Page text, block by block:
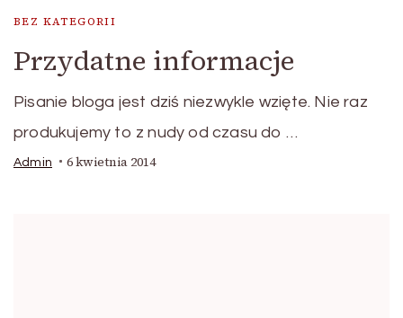
BEZ KATEGORII
Przydatne informacje
Pisanie bloga jest dziś niezwykle wzięte. Nie raz
produkujemy to z nudy od czasu do …
Admin 6 kwietnia 2014